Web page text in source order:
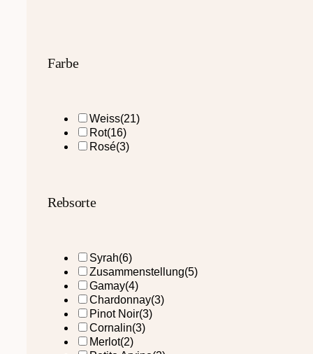
Farbe
Weiss(21)
Rot(16)
Rosé(3)
Rebsorte
Syrah(6)
Zusammenstellung(5)
Gamay(4)
Chardonnay(3)
Pinot Noir(3)
Cornalin(3)
Merlot(2)